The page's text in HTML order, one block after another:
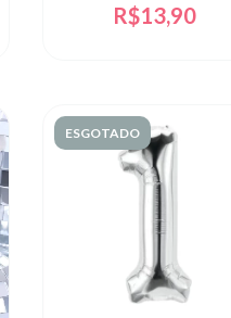
R$13,90
ESGOTADO